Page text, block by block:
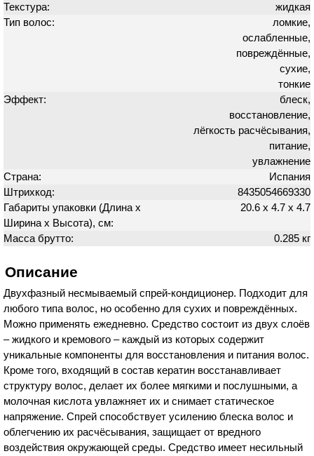
Текстура:
жидкая
Тип волос:
ломкие,
ослабленные,
повреждённые,
сухие,
тонкие
Эффект:
блеск,
восстановление,
лёгкость расчёсывания,
питание,
увлажнение
Страна:
Испания
Штрихкод:
8435054669330
Габариты упаковки (Длина х
Ширина х Высота), см:
20.6 х 4.7 х 4.7
Масса брутто: 0.285 кг
Описание
Двухфазный несмываемый спрей-кондиционер. Подходит для
любого типа волос, но особенно для сухих и повреждённых.
Можно применять ежедневно. Средство состоит из двух слоёв
– жидкого и кремового – каждый из которых содержит
уникальные компоненты для восстановления и питания волос.
Кроме того, входящий в состав кератин восстанавливает
структуру волос, делает их более мягкими и послушными, а
молочная кислота увлажняет их и снимает статическое
напряжение. Спрей способствует усилению блеска волос и
облегчению их расчёсывания, защищает от вредного
воздействия окружающей среды. Средство имеет несильный